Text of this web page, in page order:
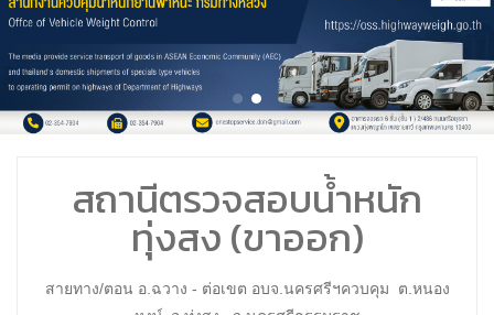
สถานีตรวจสอบน้ำหนัก
ทุ่งสง (ขาออก)
สายทาง/ตอน อ.ฉวาง - ต่อเขต อบจ.นครศรีฯควบคุม ต.หนอง